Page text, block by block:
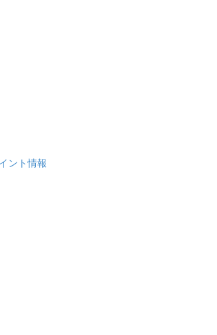
ント情報